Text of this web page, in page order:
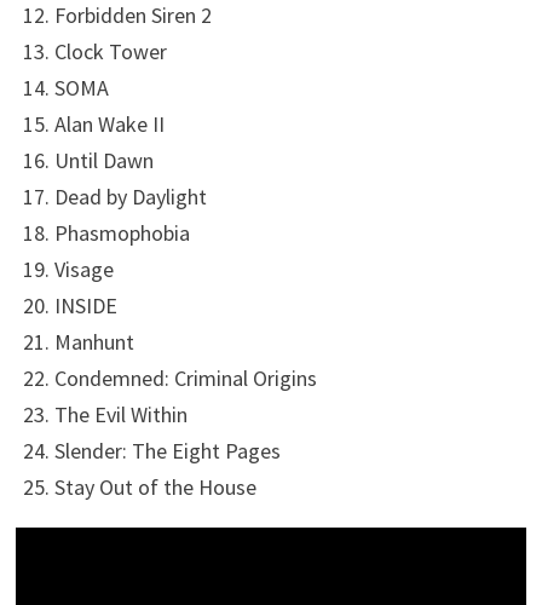
Forbidden Siren 2
Clock Tower
SOMA
Alan Wake II
Until Dawn
Dead by Daylight
Phasmophobia
Visage
INSIDE
Manhunt
Condemned: Criminal Origins
The Evil Within
Slender: The Eight Pages
Stay Out of the House